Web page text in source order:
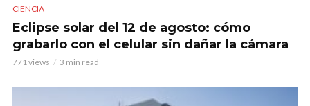
CIENCIA
Eclipse solar del 12 de agosto: cómo
grabarlo con el celular sin dañar la cámara
771 views 3 min read